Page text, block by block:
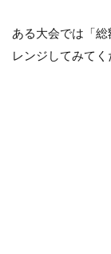
ある大会では「
レンジしてみてく